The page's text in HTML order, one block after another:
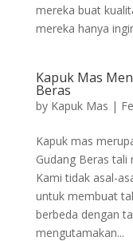
mereka buat
mereka hanya
Kapuk Mas
Beras
by Kapuk Mas |
Kapuk mas
Gudang Beras tali
Kami tidak asal-
untuk membuat
berbeda dengan
mengutamakan...